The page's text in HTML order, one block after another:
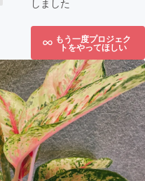
しました
もう一度プロジェク
トをやってほしい